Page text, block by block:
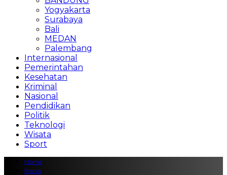
Yogyakarta
Surabaya
Bali
MEDAN
Palembang
Internasional
Pemerintahan
Kesehatan
Kriminal
Nasional
Pendidikan
Politik
Teknologi
Wisata
Sport
Home
Bisnis